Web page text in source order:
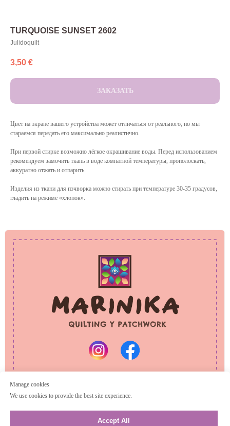
TURQUOISE SUNSET 2602
Julidoquilt
3,50 €
ЗАКАЗАТЬ
Цвет на экране вашего устройства может отличаться от реального, но мы
стараемся передать его максимально реалистично.
При первой стирке возможно лёгкое окрашивание воды. Перед использованием
рекомендуем замочить ткань в воде комнатной температуры, прополоскать,
аккуратно отжать и отпарить.
Изделия из ткани для пэчворка можно стирать при температуре 30-35 градусов,
гладить на режиме «хлопок».
Manage cookies
We use cookies to provide the best site experience.
Accept All
REFUND POLICY
© 2025 Marinika
All rights reserved